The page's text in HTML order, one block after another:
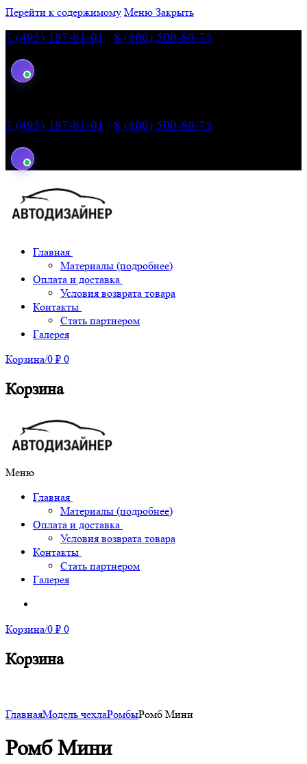
Перейти к содержимому Меню Закрыть
7 (495) 187-81-01 8 (800) 500-80-75
7 (495) 187-81-01 8 (800) 500-80-75
Главная
Материалы (подробнее)
Оплата и доставка
Условия возврата товара
Контакты
Стать партнером
Галерея
Корзина/0 ₽ 0
Корзина
Меню
Главная
Материалы (подробнее)
Оплата и доставка
Условия возврата товара
Контакты
Стать партнером
Галерея
Корзина/0 ₽ 0
Корзина
ГлавнаяМодель чехлаРомбыРомб Мини
Ромб Мини